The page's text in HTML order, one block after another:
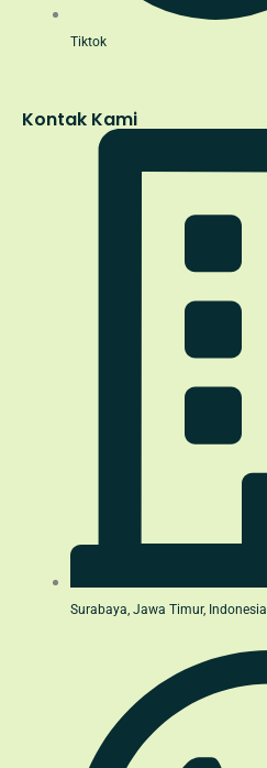
Tiktok
Kontak Kami
Surabaya, Jawa Timur, Indonesia